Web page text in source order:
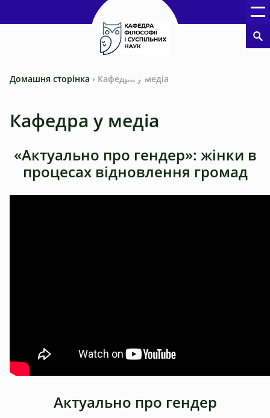
Домашня сторінка › Кафедра у медіа
Кафедра у медіа
«Актуально про гендер»: жінки в
процесах відновлення громад
Актуально про гендер